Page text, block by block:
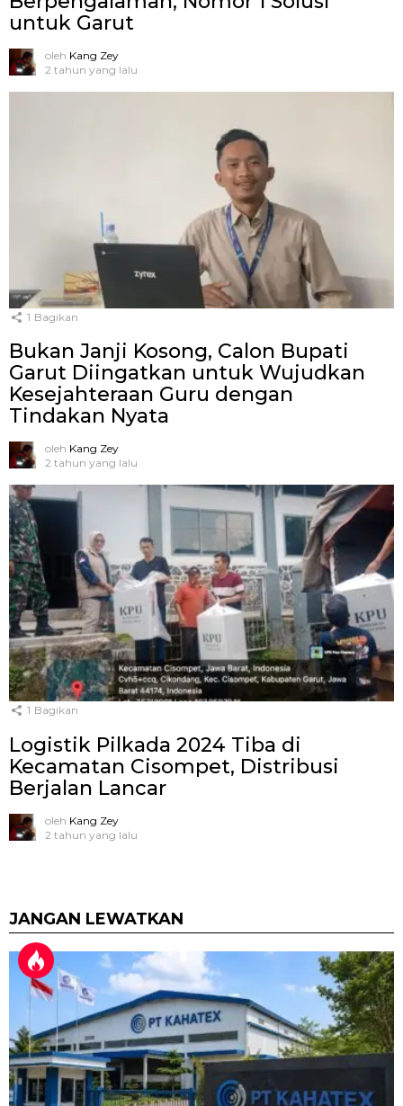
untuk Garut
oleh Kang Zey
2 tahun yang lalu
1 Bagikan
Bukan Janji Kosong, Calon Bupati
Garut Diingatkan untuk Wujudkan
Kesejahteraan Guru dengan
Tindakan Nyata
oleh Kang Zey
2 tahun yang lalu
1 Bagikan
Logistik Pilkada 2024 Tiba di
Kecamatan Cisompet, Distribusi
Berjalan Lancar
oleh Kang Zey
2 tahun yang lalu
JANGAN LEWATKAN